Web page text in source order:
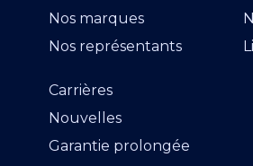
Nos marques
Nos représentants
Carrières
Nouvelles
Garantie prolongée